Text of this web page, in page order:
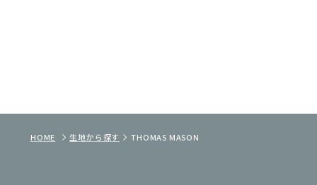
HOME 生地から探す THOMAS MASON